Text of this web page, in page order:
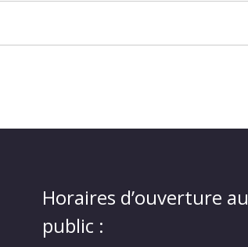
Horaires d’ouverture au
public :